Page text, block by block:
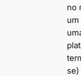
no
se)